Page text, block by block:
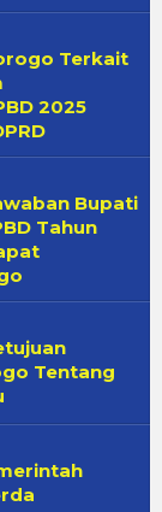
Terkait
2025
Bupati
Tahun
Tentang